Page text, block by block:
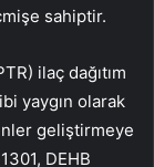
sahiptir.
ilaç dağıtım
yaygın olarak
geliştirmeye
DEHB